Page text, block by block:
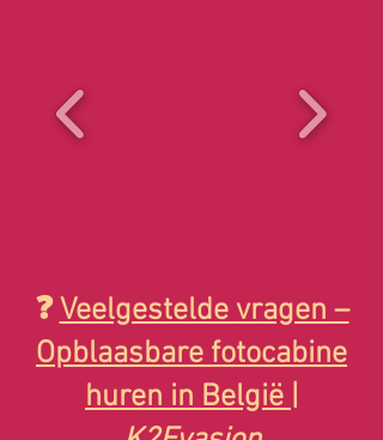
❓Veelgestelde vragen –
Opblaasbare fotocabine
huren in België |